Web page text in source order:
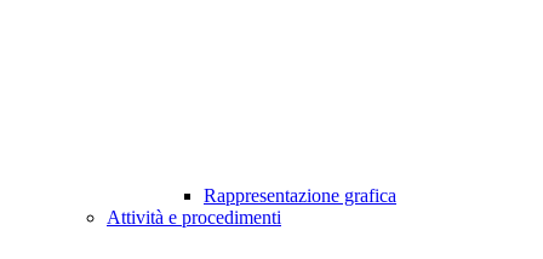
Rappresentazione grafica
Attività e procedimenti